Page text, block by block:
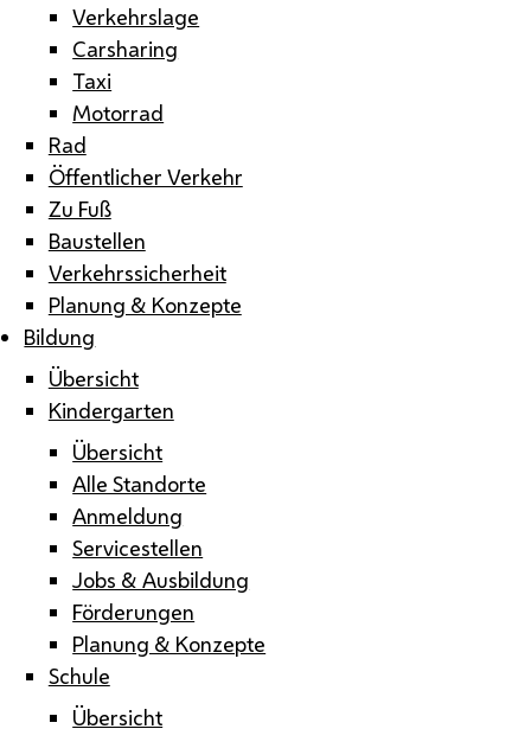
Verkehrslage
Carsharing
Taxi
Motorrad
Rad
Öffentlicher Verkehr
Zu Fuß
Baustellen
Verkehrssicherheit
Planung & Konzepte
Bildung
Übersicht
Kindergarten
Übersicht
Alle Standorte
Anmeldung
Servicestellen
Jobs & Ausbildung
Förderungen
Planung & Konzepte
Schule
Übersicht